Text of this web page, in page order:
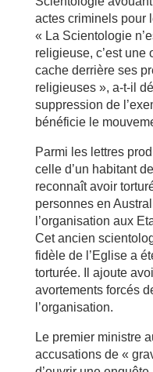
actes criminels pour
« La Scientologie
religieuse, c’est
cache derrière ses
religieuses », a-t-il
suppression de
bénéficie le
Parmi les lettres
celle d’un habitant
reconnaît avoir
personnes en
l’organisation aux
Cet ancien
fidèle de l’Eglise a
torturée. Il ajoute
avortements forcés
l’organisation.
Le premier ministre
accusations de «